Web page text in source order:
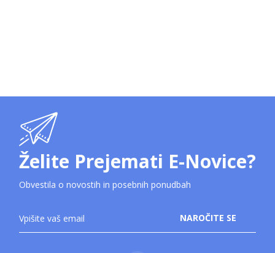
Želite Prejemati E-Novice?
Obvestila o novostih in posebnih ponudbah
se
NAROČITE SE